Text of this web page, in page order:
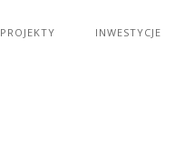
PROJEKTY INWESTYCJE